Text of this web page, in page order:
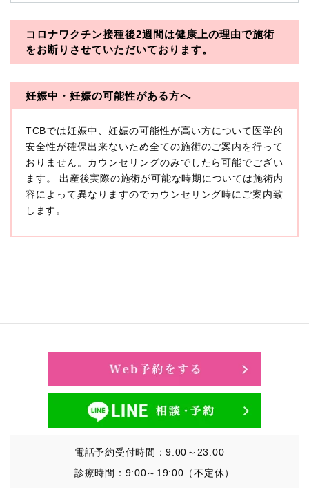
※TCBグループとは以下を総称していいます。
・一般社団法人メディカルアライアンス
・医療法人社団創彩会
本プライバシーポリシーにおいて「個人情報」とは、生
存する個人に関する情報であって、当該情報に含まれる
氏名、生年月日その他の記述等により特定の個人を識別
できるもの又は個人識別符号（個人情報保護委員会の政
令に準じます。）が含まれるものをいいます。
収集した患者様に関する情報には、単独のままでは特定
の個人を識別できない情報もありますが、他の情報と組
み合わせることにより特定の個人を識別できる場合、か
に扱うものとします。
①TCBグループが患者様から取得する情報
・その他、特定の個人を識別することができる情報
②TCBグループが各種サービスの利用に関連して取得す
日時、閲覧履歴等に関連する情報
（これには、Cookie情報、アクセスログ等の利用状況に
関する情報を含みます。）
コロナワクチン接種後2週間は健康上の理由で施術
をお断りさせていただいております。
妊娠中・妊娠の可能性がある方へ
TCBでは妊娠中、妊娠の可能性が高い方について医学的
安全性が確保出来ないため全ての施術のご案内を行って
おりません。カウンセリングのみでしたら可能でござい
ます。 出産後実際の施術が可能な時期については施術内
容によって異なりますのでカウンセリング時にご案内致
します。
電話予約受付時間：9:00～23:00
診療時間：9:00～19:00（不定休）